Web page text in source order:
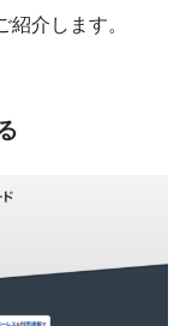
介します。